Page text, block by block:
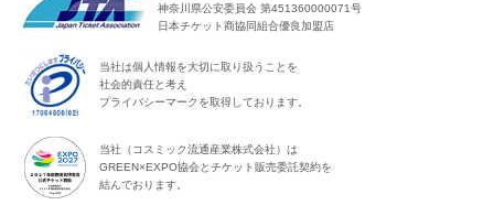
神奈川県公安委員会 第451360000071号
日本チケット商協同組合優良加盟店
当社は個人情報を大切に取り扱うことを
社会的責任と考え
プライバシーマークを取得しております。
当社（コスミック流通産業株式会社）は
GREEN×EXPO協会とチケット販売委託契約を
結んでおります。